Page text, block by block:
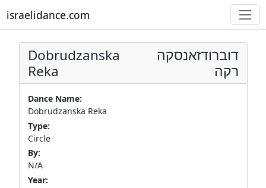
israelidance.com
Dobrudzanska
Reka
דוברודזאנסקה
רקה
Dance Name:
Dobrudzanska Reka
Type:
Circle
By:
N/A
Year: